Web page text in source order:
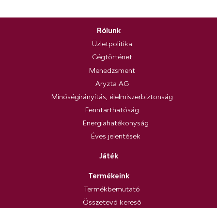
Rólunk
Üzletpolitika
Cégtörténet
Menedzsment
Aryzta AG
Minőségirányítás, élelmiszerbiztonság
Fenntarthatóság
Energiahatékonyság
Éves jelentések
Játék
Termékeink
Termékbemutató
Összetevő kereső